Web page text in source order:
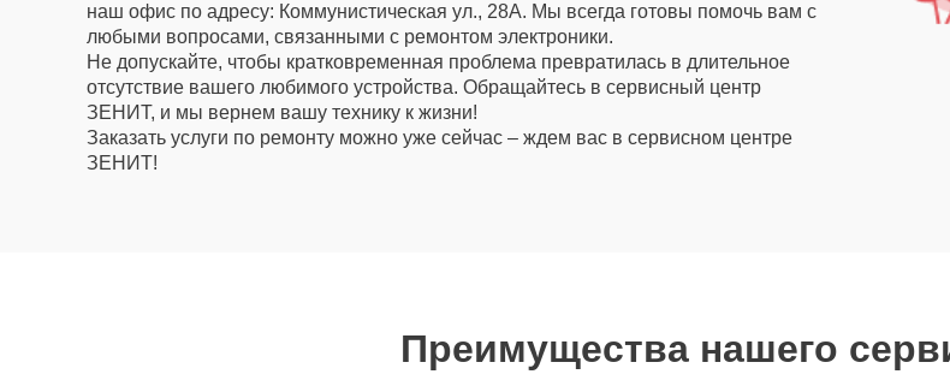
наш офис по адресу: Коммунистическая ул., 28А. Мы всегда готовы помочь вам с
любыми вопросами, связанными с ремонтом электроники.
Не допускайте, чтобы кратковременная проблема превратилась в длительное
отсутствие вашего любимого устройства. Обращайтесь в сервисный центр
ЗЕНИТ, и мы вернем вашу технику к жизни!
Заказать услуги по ремонту можно уже сейчас – ждем вас в сервисном центре
ЗЕНИТ!
Преимущества нашего